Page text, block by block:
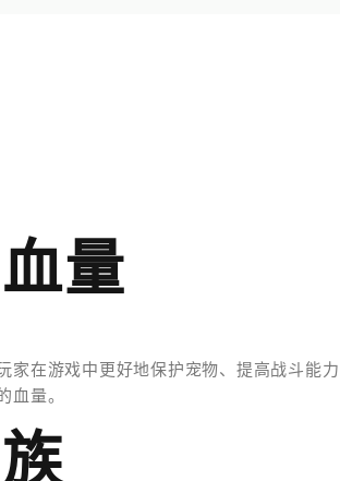
量
家在游戏中更好地保护宠物、提高战斗能力
血量。